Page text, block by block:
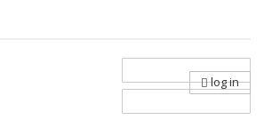
log in